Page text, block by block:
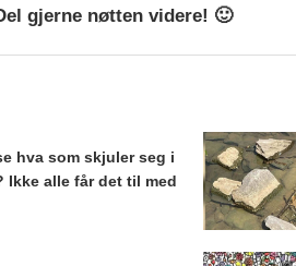
gjerne nøtten videre! 🙂
hva som skjuler seg i
Ikke alle får det til med